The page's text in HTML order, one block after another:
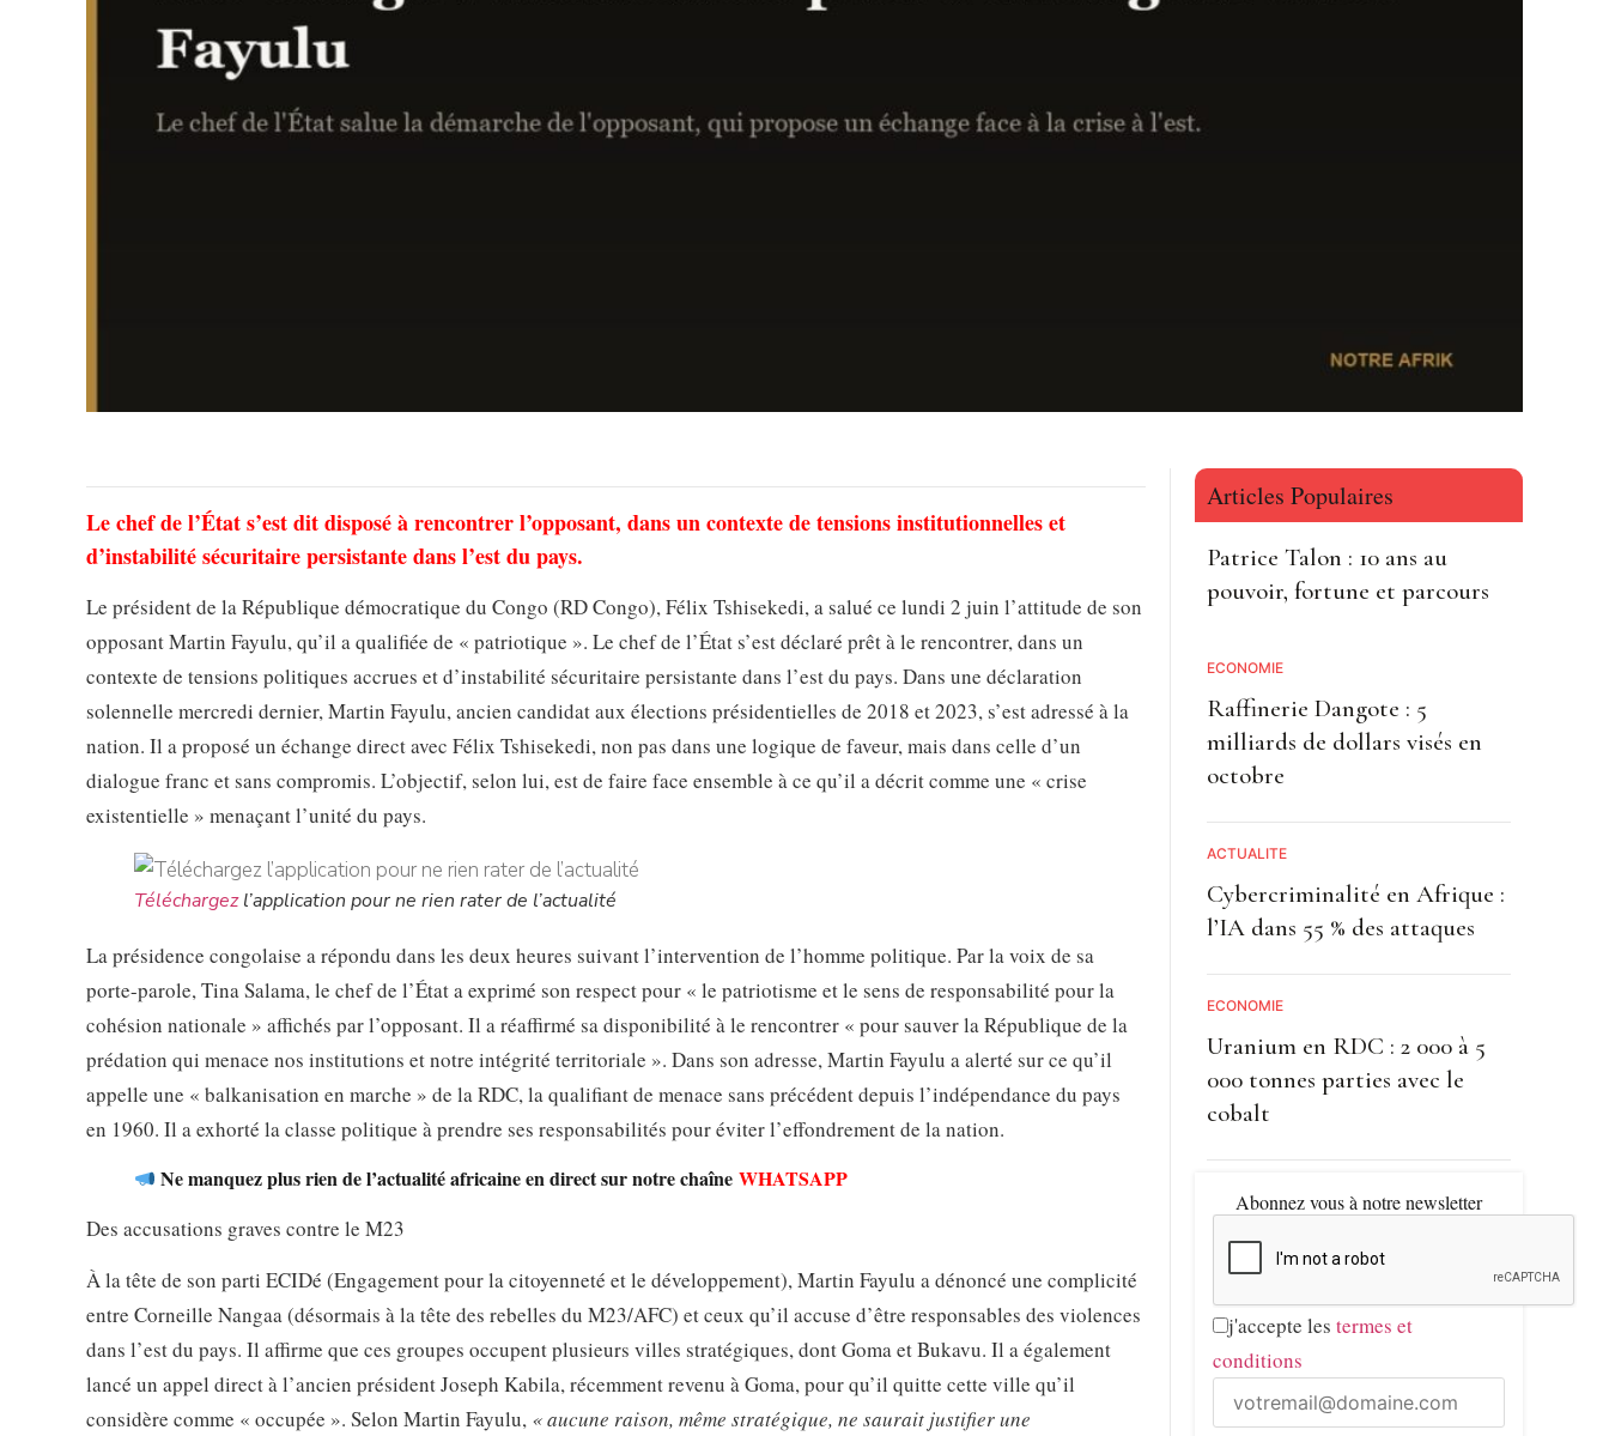
Le chef de l’État s’est dit disposé à rencontrer l’opposant, dans un contexte de tensions institutionnelles et
d’instabilité sécuritaire persistante dans l’est du pays.
Le président de la République démocratique du Congo (RD Congo), Félix Tshisekedi, a salué ce lundi 2 juin l’attitude de son
opposant Martin Fayulu, qu’il a qualifiée de « patriotique ». Le chef de l’État s’est déclaré prêt à le rencontrer, dans un
contexte de tensions politiques accrues et d’instabilité sécuritaire persistante dans l’est du pays. Dans une déclaration
solennelle mercredi dernier, Martin Fayulu, ancien candidat aux élections présidentielles de 2018 et 2023, s’est adressé à la
nation. Il a proposé un échange direct avec Félix Tshisekedi, non pas dans une logique de faveur, mais dans celle d’un
dialogue franc et sans compromis. L’objectif, selon lui, est de faire face ensemble à ce qu’il a décrit comme une « crise
existentielle » menaçant l’unité du pays.
Téléchargezl’application pour ne rien rater de l’actualité
La présidence congolaise a répondu dans les deux heures suivant l’intervention de l’homme politique. Par la voix de sa
porte-parole, Tina Salama, le chef de l’État a exprimé son respect pour « le patriotisme et le sens de responsabilité pour la
cohésion nationale » affichés par l’opposant. Il a réaffirmé sa disponibilité à le rencontrer « pour sauver la République de la
prédation qui menace nos institutions et notre intégrité territoriale ». Dans son adresse, Martin Fayulu a alerté sur ce qu’il
appelle une « balkanisation en marche » de la RDC, la qualifiant de menace sans précédent depuis l’indépendance du pays
en 1960. Il a exhorté la classe politique à prendre ses responsabilités pour éviter l’effondrement de la nation.
Ne manquez plus rien de l’actualité africaine en direct sur notre chaîneWHATSAPP
Des accusations graves contre le M23
À la tête de son parti ECIDé (Engagement pour la citoyenneté et le développement), Martin Fayulu a dénoncé une complicité
entre Corneille Nangaa (désormais à la tête des rebelles du M23/AFC) et ceux qu’il accuse d’être responsables des violences
dans l’est du pays. Il affirme que ces groupes occupent plusieurs villes stratégiques, dont Goma et Bukavu. Il a également
lancé un appel direct à l’ancien président Joseph Kabila, récemment revenu à Goma, pour qu’il quitte cette ville qu’il
considère comme « occupée ». Selon Martin Fayulu, « aucune raison, même stratégique, ne saurait justifier une
Articles Populaires
Patrice Talon : 10 ans au
pouvoir, fortune et parcours
ECONOMIE
Raffinerie Dangote : 5
milliards de dollars visés en
octobre
ACTUALITE
Cybercriminalité en Afrique :
l’IA dans 55 % des attaques
ECONOMIE
Uranium en RDC : 2 000 à 5
000 tonnes parties avec le
cobalt
Abonnez vous à notre newsletter
j'accepte les termes et
conditions